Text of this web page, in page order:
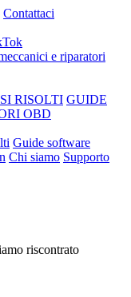
Contattaci
RISOLTI GUIDE
OBD
Guide software
Chi siamo Supporto
riscontrato